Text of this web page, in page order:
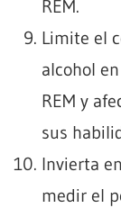
REM.
Limite el
alcohol
REM y
sus
Invierta
medir el